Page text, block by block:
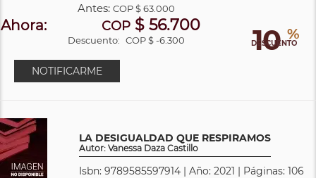
10 %
DESCUENTO
Antes:COP$ 63.000
Ahora: COP $ 56.700
Descuento: COP $ -6.300
NOTIFICARME
LA DESIGUALDAD QUE RESPIRAMOS
Autor: Vanessa Daza Castillo
Isbn: 9789585597914 | Año: 2021 | Páginas: 106